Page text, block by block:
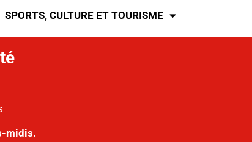
SPORTS, CULTURE ET TOURISME
midis.